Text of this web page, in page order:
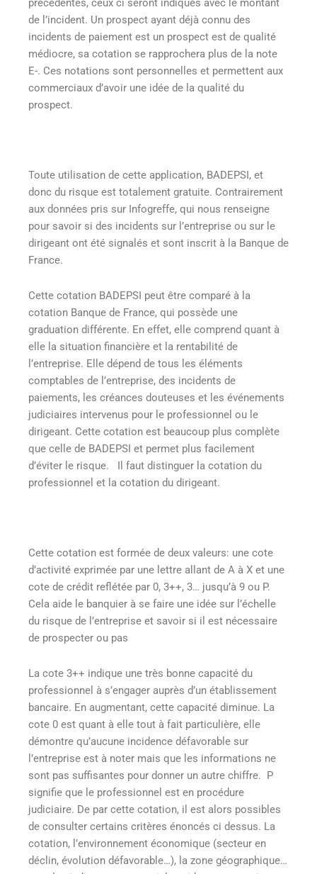
précédentes, ceux ci seront indiqués avec le montant
de l’incident. Un prospect ayant déjà connu des
incidents de paiement est un prospect est de qualité
médiocre, sa cotation se rapprochera plus de la note
E-. Ces notations sont personnelles et permettent aux
commerciaux d’avoir une idée de la qualité du
prospect.
Toute utilisation de cette application, BADEPSI, et
donc du risque est totalement gratuite. Contrairement
aux données pris sur Infogreffe, qui nous renseigne
pour savoir si des incidents sur l’entreprise ou sur le
dirigeant ont été signalés et sont inscrit à la Banque de
France.
Cette cotation BADEPSI peut être comparé à la
cotation Banque de France, qui possède une
graduation différente. En effet, elle comprend quant à
elle la situation financière et la rentabilité de
l’entreprise. Elle dépend de tous les éléments
comptables de l’entreprise, des incidents de
paiements, les créances douteuses et les événements
judiciaires intervenus pour le professionnel ou le
dirigeant. Cette cotation est beaucoup plus complète
que celle de BADEPSI et permet plus facilement
d’éviter le risque. Il faut distinguer la cotation du
professionnel et la cotation du dirigeant.
Cette cotation est formée de deux valeurs: une cote
d’activité exprimée par une lettre allant de A à X et une
cote de crédit reflétée par 0, 3++, 3… jusqu’à 9 ou P.
Cela aide le banquier à se faire une idée sur l’échelle
du risque de l’entreprise et savoir si il est nécessaire
de prospecter ou pas
La cote 3++ indique une très bonne capacité du
professionnel à s’engager auprès d’un établissement
bancaire. En augmentant, cette capacité diminue. La
cote 0 est quant à elle tout à fait particulière, elle
démontre qu’aucune incidence défavorable sur
l’entreprise est à noter mais que les informations ne
sont pas suffisantes pour donner un autre chiffre. P
signifie que le professionnel est en procédure
judiciaire. De par cette cotation, il est alors possibles
de consulter certains critères énoncés ci dessus. La
cotation, l’environnement économique (secteur en
déclin, évolution défavorable…), la zone géographique…